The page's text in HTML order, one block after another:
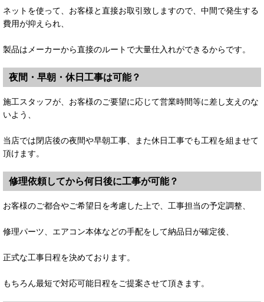
ネットを使って、お客様と直接お取引致しますので、中間で発生する
費用が抑えられ、
製品はメーカーから直接のルートで大量仕入れができるからです。
夜間・早朝・休日工事は可能？
施工スタッフが、お客様のご要望に応じて営業時間等に差し支えのな
いよう、
当店では閉店後の夜間や早朝工事、また休日工事でも工程を組ませて
頂けます。
修理依頼してから何日後に工事が可能？
お客様のご都合やご希望日を考慮した上で、工事担当の予定調整、
修理パーツ、エアコン本体などの手配をして納品日が確定後、
正式な工事日程を決めております。
もちろん最短で対応可能日程をご提案させて頂きます。